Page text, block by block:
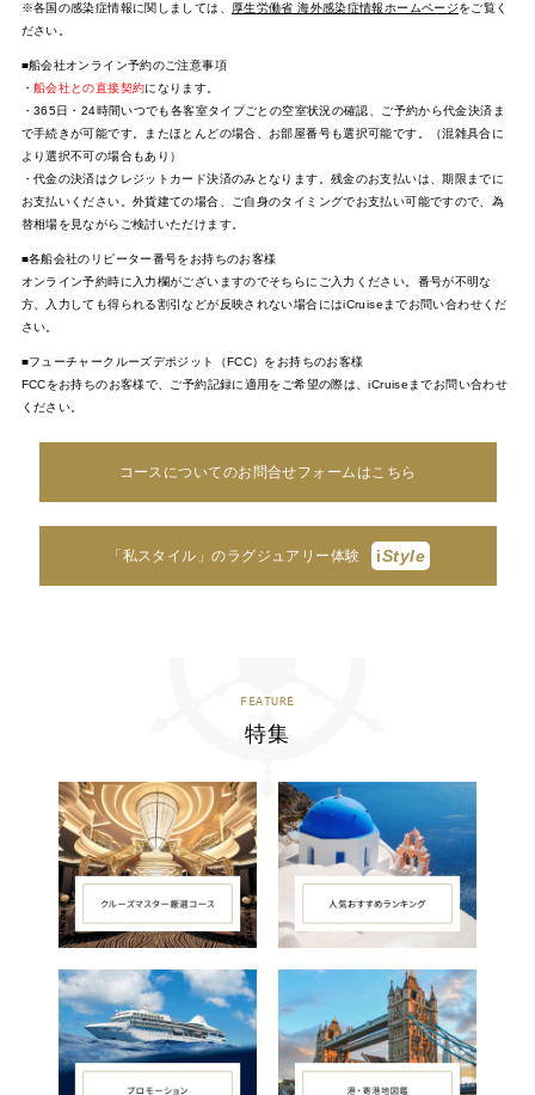
※各国の感染症情報に関しましては、
厚生労働省 海外感染症情報ホームページをご覧く
ださい。
■船会社オンライン予約のご注意事項
・ 船会社との直接契約になります。
・365日・24時間いつでも各客室タイプごとの空室状況の確認、ご予約から代金決済ま
で手続きが可能です。またほとんどの場合、お部屋番号も選択可能です。（混雑具合に
より選択不可の場合もあり）
・代金の決済はクレジットカード決済のみとなります。残金のお支払いは、期限までに
お支払いください。外貨建ての場合、ご自身のタイミングでお支払い可能ですので、為
替相場を見ながらご検討いただけます。
■各船会社のリピーター番号をお持ちのお客様
オンライン予約時に入力欄がございますのでそちらにご入力ください。番号が不明な
方、入力しても得られる割引などが反映されない場合にはiCruiseまでお問い合わせくだ
さい。
■フューチャークルーズデポジット（FCC）をお持ちのお客様
FCCをお持ちのお客様で、ご予約記録に適用をご希望の際は、iCruiseまでお問い合わせ
ください。
コースについてのお問合せフォームはこちら
「私スタイル」のラグジュアリー体験 iStyle
FEATURE
特集